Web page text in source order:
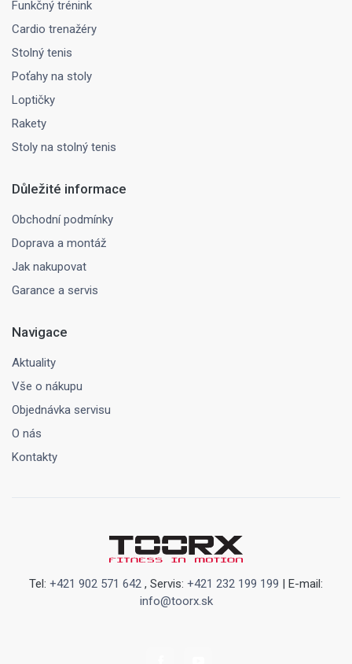
Funkčný trénink
Cardio trenažéry
Stolný tenis
Poťahy na stoly
Loptičky
Rakety
Stoly na stolný tenis
Důležité informace
Obchodní podmínky
Doprava a montáž
Jak nakupovat
Garance a servis
Navigace
Aktuality
Vše o nákupu
Objednávka servisu
O nás
Kontakty
Tel: +421 902 571 642 , Servis: +421 232 199 199 | E-mail:
info@toorx.sk